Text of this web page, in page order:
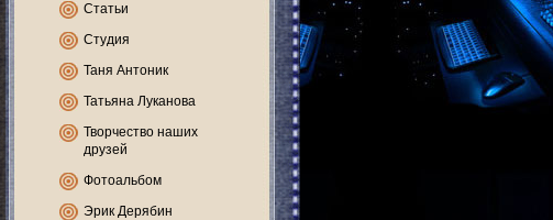
Статьи
Студия
Таня Антоник
Татьяна Луканова
Творчество наших
друзей
Фотоальбом
Эрик Дерябин